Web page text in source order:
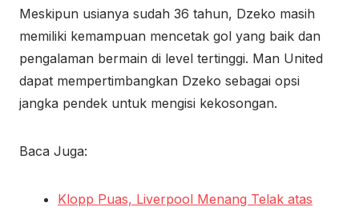
Meskipun usianya sudah 36 tahun, Dzeko masih
memiliki kemampuan mencetak gol yang baik dan
pengalaman bermain di level tertinggi. Man United
dapat mempertimbangkan Dzeko sebagai opsi
jangka pendek untuk mengisi kekosongan.
Baca Juga:
Klopp Puas, Liverpool Menang Telak atas